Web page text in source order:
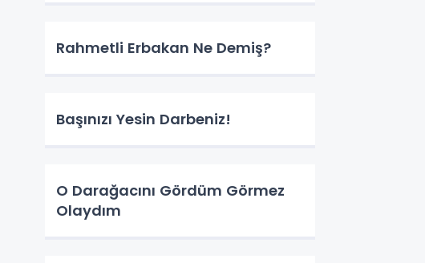
Rahmetli Erbakan Ne Demiş?
Başınızı Yesin Darbeniz!
O Darağacını Gördüm Görmez
Olaydım